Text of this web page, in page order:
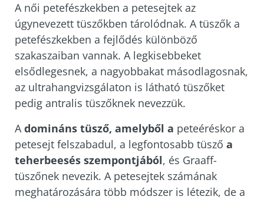
A női petefészkekben a petesejtek az
úgynevezett tüszőkben tárolódnak. A tüszők a
petefészkekben a fejlődés különböző
szakaszaiban vannak. A legkisebbeket
elsődlegesnek, a nagyobbakat másodlagosnak,
az ultrahangvizsgálaton is látható tüszőket
pedig antralis tüszőknek nevezzük.
Adomináns tüsző, amelyből a peteéréskor a
petesejt felszabadul, a legfontosabb tüsző a
teherbeesés szempontjából, és Graaff-
tüszőnek nevezik. A petesejtek számának
meghatározására több módszer is létezik, de a